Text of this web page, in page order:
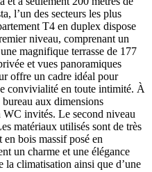
l’un des secteurs les plus
T4 en duplex dispose
niveau, comprenant un
magnifique terrasse de 177
et vues panoramiques
offre un cadre idéal pour
convivialité en toute intimité. À
aux dimensions
WC invités. Le second niveau
matériaux utilisés sont de très
bois massif posé en
un charme et une élégance
la climatisation ainsi que d’une